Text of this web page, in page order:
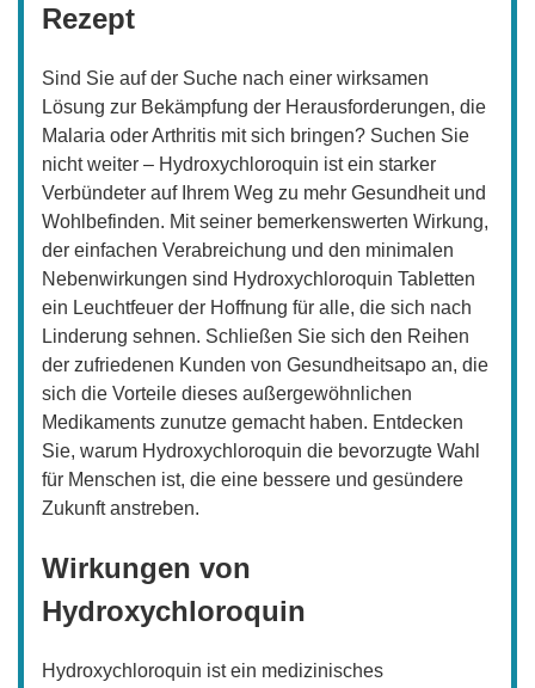
Rezept
Sind Sie auf der Suche nach einer wirksamen
Lösung zur Bekämpfung der Herausforderungen, die
Malaria oder Arthritis mit sich bringen? Suchen Sie
nicht weiter – Hydroxychloroquin ist ein starker
Verbündeter auf Ihrem Weg zu mehr Gesundheit und
Wohlbefinden. Mit seiner bemerkenswerten Wirkung,
der einfachen Verabreichung und den minimalen
Nebenwirkungen sind Hydroxychloroquin Tabletten
ein Leuchtfeuer der Hoffnung für alle, die sich nach
Linderung sehnen. Schließen Sie sich den Reihen
der zufriedenen Kunden von Gesundheitsapo an, die
sich die Vorteile dieses außergewöhnlichen
Medikaments zunutze gemacht haben. Entdecken
Sie, warum Hydroxychloroquin die bevorzugte Wahl
für Menschen ist, die eine bessere und gesündere
Zukunft anstreben.
Wirkungen von
Hydroxychloroquin
Hydroxychloroquin ist ein medizinisches